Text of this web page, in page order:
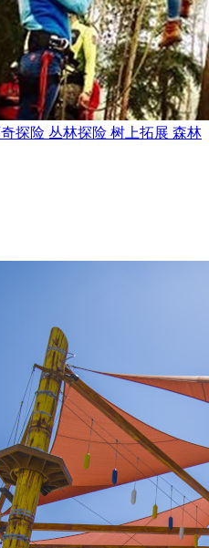
探险 丛林探险 树上拓展 森林